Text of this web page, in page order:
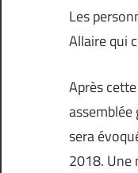
Les
Allaire qui
Après
sera
2018. Une